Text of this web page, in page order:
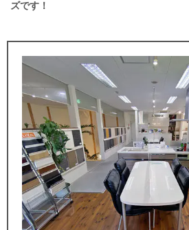
ズです！